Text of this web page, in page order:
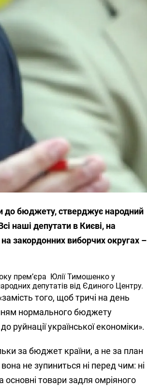
до бюджету, стверджує народний
наші депутати в Києві, на
закордонних виборчих округах –
прем’єра Юлії Тимошенко у
депутатів від Єдиного Центру.
того, щоб тричі на день
нормального бюджету
руйнації української економіки».
за бюджет країни, а не за план
не зупиниться ні перед чим: ні
товари задля омріяного